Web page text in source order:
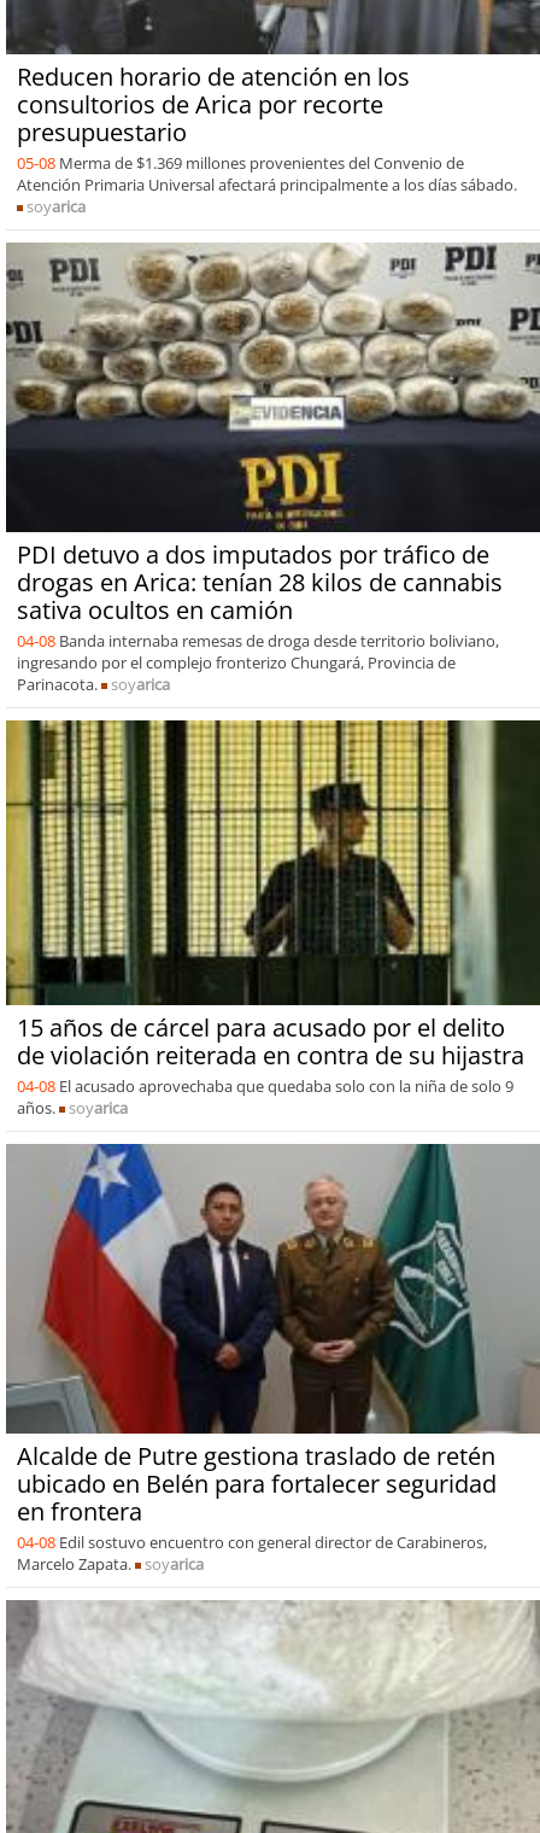
Reducen horario de atención en los
consultorios de Arica por recorte
presupuestario
05-08 Merma de $1.369 millones provenientes del Convenio de
Atención Primaria Universal afectará principalmente a los días sábado.
soyarica
PDI detuvo a dos imputados por tráfico de
drogas en Arica: tenían 28 kilos de cannabis
sativa ocultos en camión
04-08 Banda internaba remesas de droga desde territorio boliviano,
ingresando por el complejo fronterizo Chungará, Provincia de
Parinacota.
soyarica
15 años de cárcel para acusado por el delito
de violación reiterada en contra de su hijastra
04-08 El acusado aprovechaba que quedaba solo con la niña de solo 9
años.
soyarica
Alcalde de Putre gestiona traslado de retén
ubicado en Belén para fortalecer seguridad
en frontera
04-08 Edil sostuvo encuentro con general director de Carabineros,
Marcelo Zapata.
soyarica